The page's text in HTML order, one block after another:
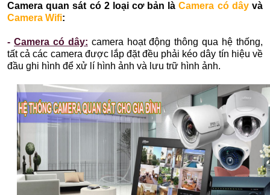
Camera quan sát có 2 loại cơ bản làCamera có dâyvà
Camera Wifi:
-Camera có dây: camera hoạt động thông qua hệ thống,
tất cả các camera được lắp đặt đều phải kéo dây tín hiệu về
đầu ghi hình để xử lí hình ảnh và lưu trữ hình ảnh.